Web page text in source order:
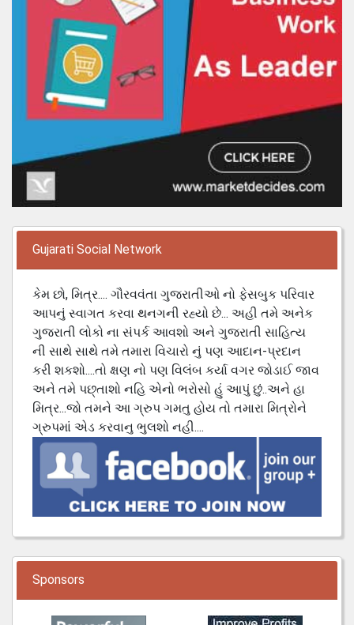
Gujarati Social Network
કેમ છો, મિત્ર.... ગૌરવવંતા ગુજરાતીઓ નો ફેસબુક પરિવાર
આપનું સ્વાગત કરવા થનગની રહ્યો છે... અહી તમે અનેક
ગુજરાતી લોકો ના સંપર્ક આવશો અને ગુજરાતી સાહિત્ય
ની સાથે સાથે તમે તમારા વિચારો નું પણ આદાન-પ્રદાન
કરી શકશો....તો ક્ષણ નો પણ વિલંબ કર્યા વગર જોડાઈ જાવ
અને તમે પછ્તાશો નહિ એનો ભરોસો હું આપું છું..અને હા
મિત્ર...જો તમને આ ગ્રુપ ગમતુ હોય તો તમારા મિત્રોને
ગ્રુપમાં એડ કરવાનુ ભુલશો નહી....
Sponsors